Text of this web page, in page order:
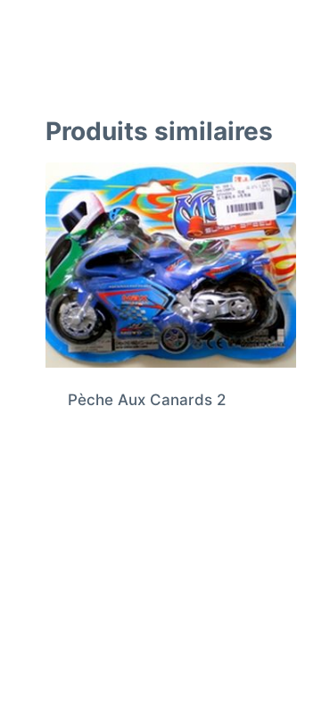
Produits similaires
Pèche Aux Canards 2